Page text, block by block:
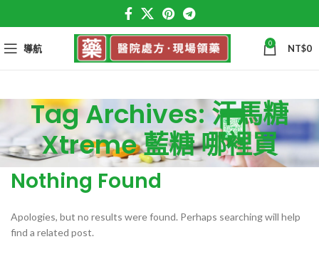
導航 0 NT$0
Tag Archives: 汗馬糖
Xtreme 藍糖 哪裡買
Nothing Found
Apologies, but no results were found. Perhaps searching will help
find a related post.